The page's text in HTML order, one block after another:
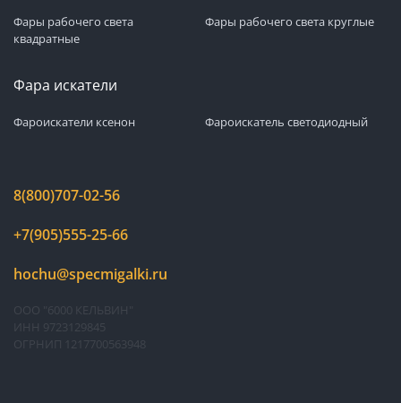
Фары рабочего света
квадратные
Фары рабочего света круглые
Фара искатели
Фароискатели ксенон Фароискатель светодиодный
8(800)707-02-56
+7(905)555-25-66
hochu@specmigalki.ru
ООО "6000 КЕЛЬВИН"
ИНН 9723129845
ОГРНИП 1217700563948